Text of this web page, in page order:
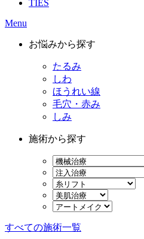
TIES
Menu
お悩みから探す
たるみ
しわ
ほうれい線
毛穴・赤み
しみ
施術から探す
すべての施術一覧